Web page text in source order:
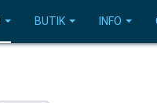
BUTIK INFO